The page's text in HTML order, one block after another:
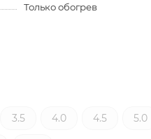
Только обогрев
3.5 4.0 4.5 5.0